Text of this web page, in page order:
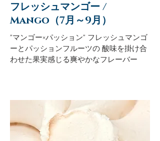
フレッシュマンゴー /
Mango（7月～9月）
"マンゴー×パッション" フレッシュマンゴ
ーとパッションフルーツの 酸味を掛け合
わせた果実感じる爽やかなフレーバー